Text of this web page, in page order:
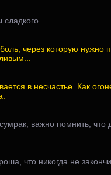
сладкого...
через которую нужно
в несчастье. Как
важно помнить, что
что никогда не